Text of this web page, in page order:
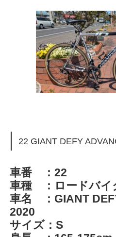
22 GIANT DEFY
車番 ：22
車種 ：ロードバイ
車名 ：GIANT
2020
サイズ：S